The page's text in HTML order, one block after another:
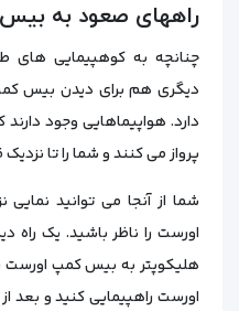
راههای صعود به
چنانچه به کوهپیمایی های
دیگری هم برای دیدن بیس
دارد. هواپیماهایی وجود
پرواز می کنند و شما را تا
شما از آنجا می توانید
اورست را ناظر باشید. یک راه
هلیکوپتر به بیس کمپ اورست
اورست راهپیمایی کنید و بعد